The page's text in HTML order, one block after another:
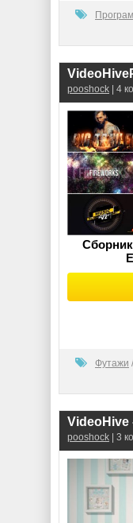
pooshock | 4
Футажи /
VideoHive
pooshock | 3